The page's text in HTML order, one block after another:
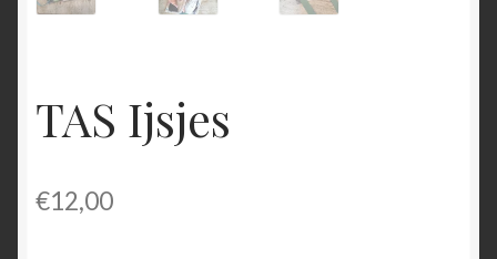
TAS Ijsjes
€12,00